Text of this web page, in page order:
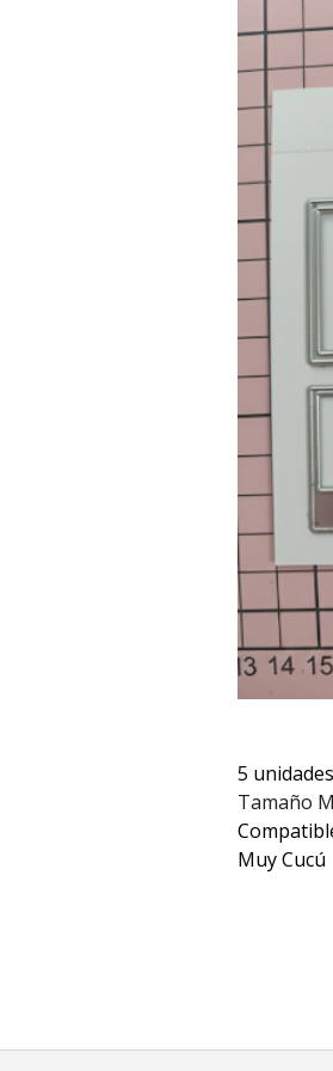
5 unidades
Tamaño
Muy Cucú